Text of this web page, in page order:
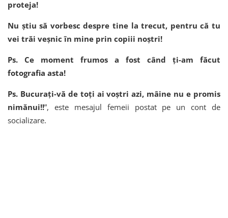
proteja!
Nu știu să vorbesc despre tine la trecut, pentru că tu
vei trăi veșnic în mine prin copiii noștri!
Ps. Ce moment frumos a fost când ți-am făcut
fotografia asta!
Ps. Bucurați-vă de toți ai voștri azi, mâine nu e promis
nimănui!!”, este mesajul femeii postat pe un cont de
socializare.